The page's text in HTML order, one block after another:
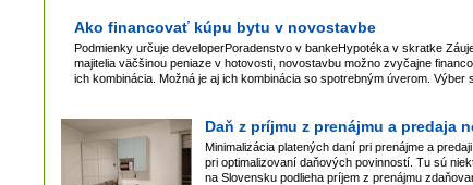
Ako financovať kúpu bytu v novostavbe
Podmienky určuje developerPoradenstvo v bankeHypotéka v skratke
majitelia väčšinou peniaze v hotovosti, novostavbu možno zvyčajne
ich kombinácia. Možná je aj ich kombinácia so spotrebným úverom.
Daň z príjmu z prenájmu a predaja
Minimalizácia platených daní pri prenájme a
pri optimalizovaní daňových povinností. Tu sú
na Slovensku podlieha príjem z prenájmu